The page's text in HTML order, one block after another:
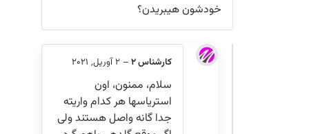
خودشون هیبریدن؟
کارشناس 2
سلام، ممنون، اون
استریاسها هر کدام واریته
جدا گانه واصل هستند ولی